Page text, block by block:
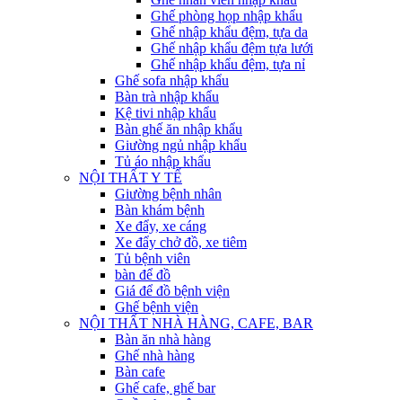
Ghế phòng họp nhập khẩu
Ghế nhập khẩu đệm, tựa da
Ghế nhập khẩu đệm tựa lưới
Ghế nhập khẩu đệm, tựa nỉ
Ghế sofa nhập khẩu
Bàn trà nhập khẩu
Kệ tivi nhập khẩu
Bàn ghế ăn nhập khẩu
Giường ngủ nhập khẩu
Tủ áo nhập khẩu
NỘI THẤT Y TẾ
Giường bệnh nhân
Bàn khám bệnh
Xe đẩy, xe cáng
Xe đẩy chở đồ, xe tiêm
Tủ bệnh viên
bàn để đồ
Giá để đồ bệnh viện
Ghế bệnh viện
NỘI THẤT NHÀ HÀNG, CAFE, BAR
Bàn ăn nhà hàng
Ghế nhà hàng
Bàn cafe
Ghế cafe, ghế bar